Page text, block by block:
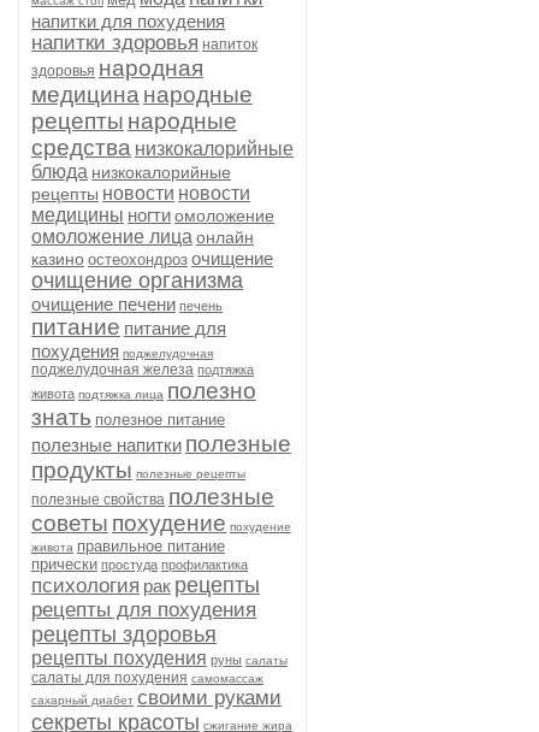
напитки для похудения
напитки здоровья напиток
здоровья народная
медицина народные
рецепты народные
средства низкокалорийные
блюда низкокалорийные
рецепты новости новости
медицины ногтиомоложение
омоложение лица онлайн
казино остеохондроз очищение
очищение организма
очищение печени печень
питание питание для
похудения поджелудочная
поджелудочная железа подтяжка
живота подтяжка лица полезно
знать полезное питание
полезные напитки полезные
продукты полезные рецепты
полезные свойства полезные
советы похудение похудение
живота правильное питание
прически простуда профилактика
психология рак рецепты
рецепты для похудения
рецепты здоровья
рецепты похудения руны салаты
салаты для похудения самомассаж
сахарный диабет своими руками
секреты красоты сжигание жира